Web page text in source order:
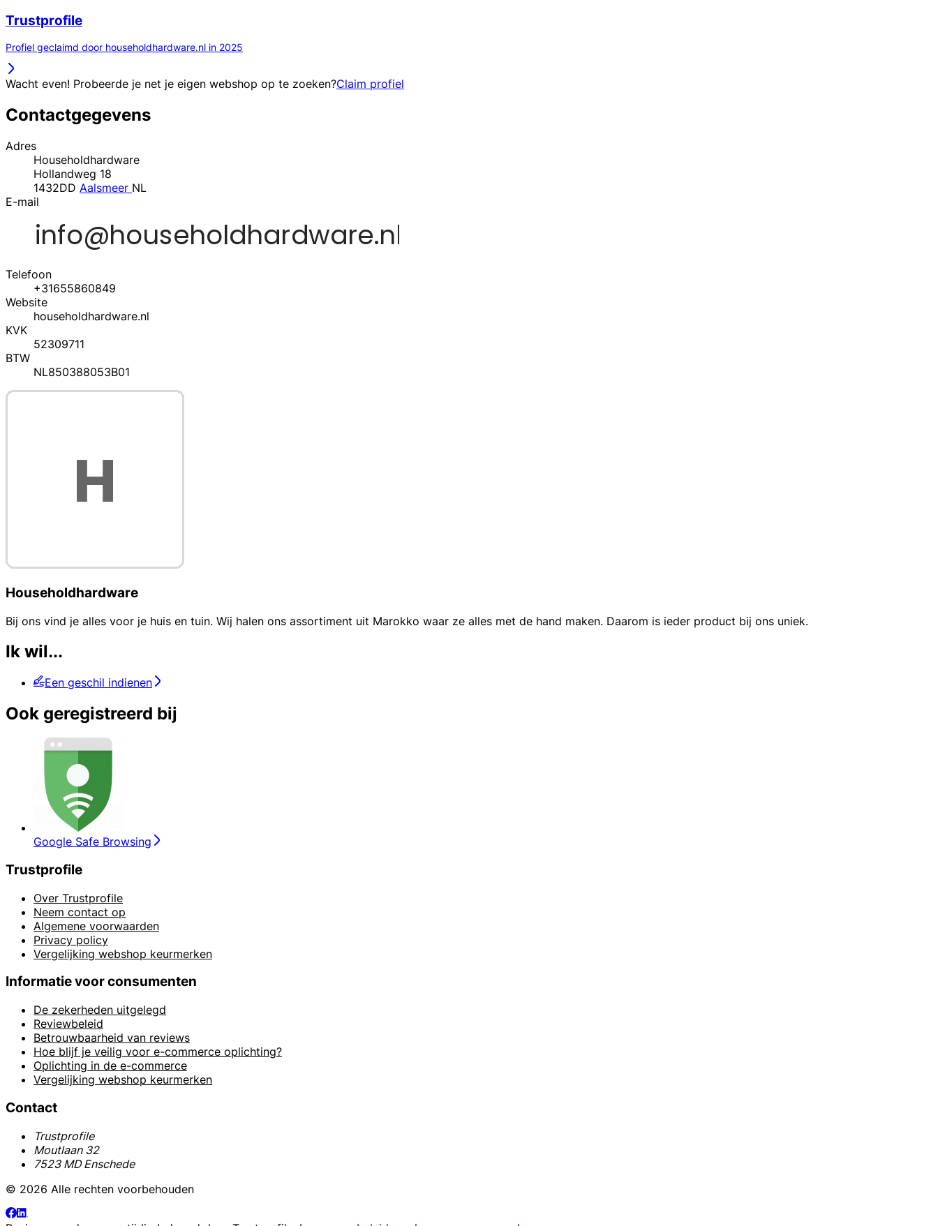
Trustprofile
Profiel geclaimd door householdhardware.nl in 2025
Wacht even! Probeerde je net je eigen webshop op te zoeken?Claim profiel
Contactgegevens
Adres
Householdhardware
Hollandweg 18
1432DD Aalsmeer NL
E-mail
Telefoon
+31655860849
Website
householdhardware.nl
KVK
52309711
BTW
NL850388053B01
Householdhardware
Bij ons vind je alles voor je huis en tuin. Wij halen ons assortiment uit Marokko waar ze alles met de hand maken. Daarom is ieder product bij ons uniek.
Ik wil...
Een geschil indienen
Ook geregistreerd bij
Google Safe Browsing
Trustprofile
Over Trustprofile
Neem contact op
Algemene voorwaarden
Privacy policy
Vergelijking webshop keurmerken
Informatie voor consumenten
De zekerheden uitgelegd
Reviewbeleid
Betrouwbaarheid van reviews
Hoe blijf je veilig voor e-commerce oplichting?
Oplichting in de e-commerce
Vergelijking webshop keurmerken
Contact
Trustprofile
Moutlaan 32
7523 MD Enschede
© 2026 Alle rechten voorbehouden